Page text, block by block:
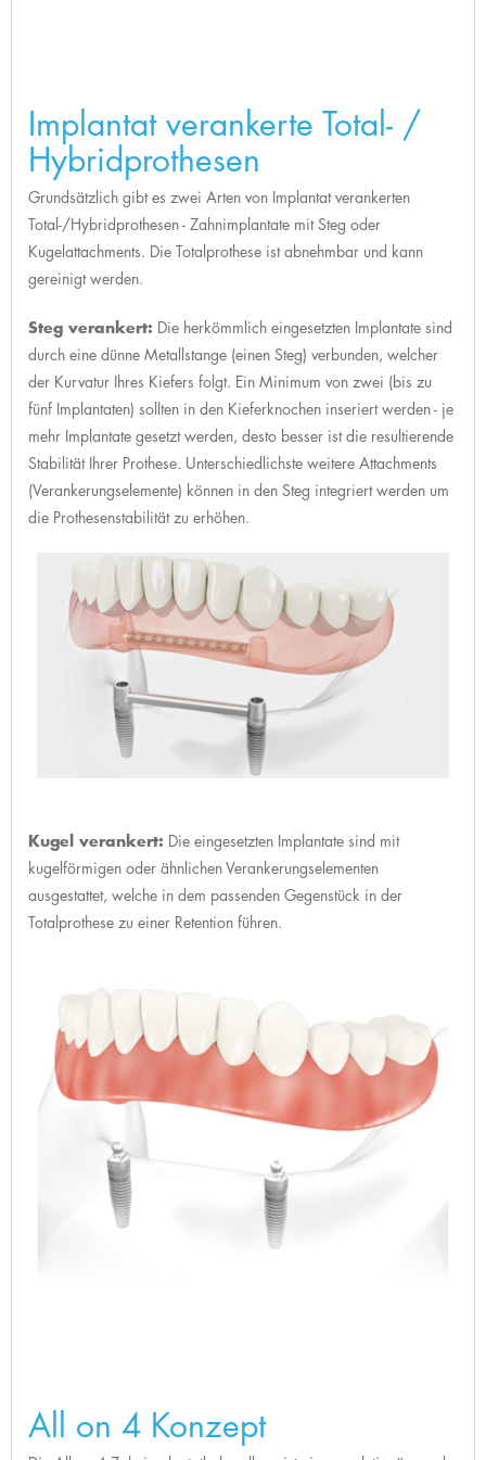
Implantat verankerte Total- /
Hybridprothesen
Grundsätzlich gibt es zwei Arten von Implantat verankerten
Total-/Hybridprothesen - Zahnimplantate mit Steg oder
Kugelattachments. Die Totalprothese ist abnehmbar und kann
gereinigt werden.
Steg verankert: Die herkömmlich eingesetzten Implantate sind
durch eine dünne Metallstange (einen Steg) verbunden, welcher
der Kurvatur Ihres Kiefers folgt. Ein Minimum von zwei (bis zu
fünf Implantaten) sollten in den Kieferknochen inseriert werden - je
mehr Implantate gesetzt werden, desto besser ist die resultierende
Stabilität Ihrer Prothese. Unterschiedlichste weitere Attachments
(Verankerungselemente) können in den Steg integriert werden um
die Prothesenstabilität zu erhöhen.
Kugel verankert: Die eingesetzten Implantate sind mit
kugelförmigen oder ähnlichen Verankerungselementen
ausgestattet, welche in dem passenden Gegenstück in der
Totalprothese zu einer Retention führen.
All on 4 Konzept